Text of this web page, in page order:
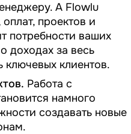
А Flowlu
проектов и
потребности ваших
доходах за весь
ключевых клиентов.
Работа с
намного
создавать новые